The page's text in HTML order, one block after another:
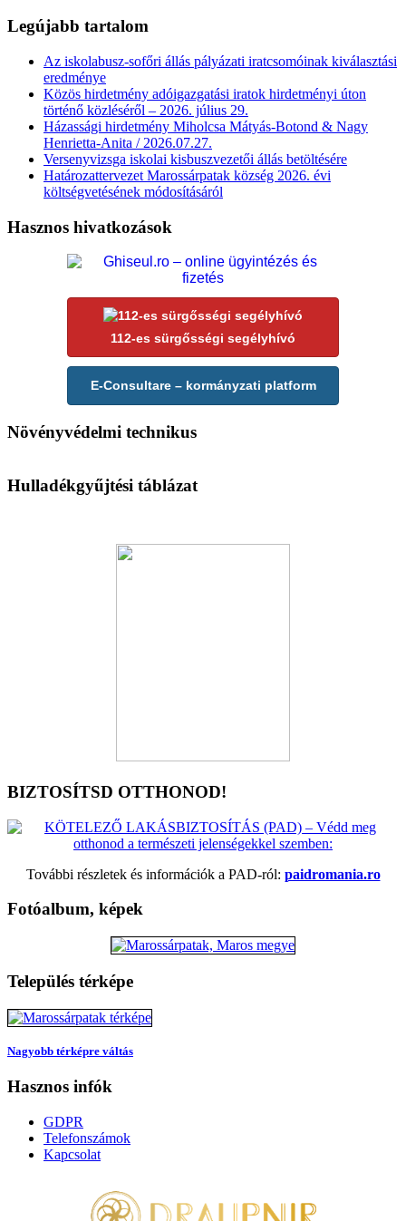
Legújabb tartalom
Az iskolabusz-sofőri állás pályázati iratcsomóinak kiválasztási
eredménye
Közös hirdetmény adóigazgatási iratok hirdetményi úton
történő közléséről – 2026. július 29.
Házassági hirdetmény Miholcsa Mátyás-Botond & Nagy
Henrietta-Anita / 2026.07.27.
Versenyvizsga iskolai kisbuszvezetői állás betöltésére
Határozattervezet Marossárpatak község 2026. évi
költségvetésének módosításáról
Hasznos hivatkozások
112-es sürgősségi segélyhívó
E-Consultare – kormányzati platform
Növényvédelmi technikus
Hulladékgyűjtési táblázat
BIZTOSÍTSD OTTHONOD!
További részletek és információk a PAD-ról: paidromania.ro
Fotóalbum, képek
Település térképe
Nagyobb térképre váltás
Hasznos infók
GDPR
Telefonszámok
Kapcsolat